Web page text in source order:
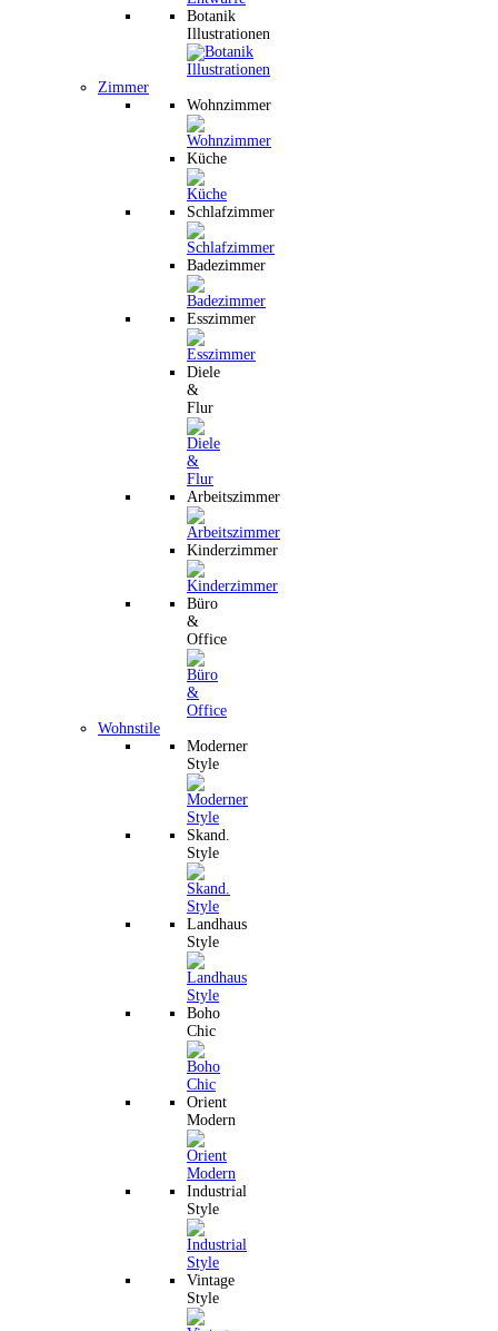
Botanik
Illustrationen
Zimmer
Wohnzimmer
Küche
Schlafzimmer
Badezimmer
Esszimmer
Diele
&
Flur
Arbeitszimmer
Kinderzimmer
Büro
&
Office
Wohnstile
Moderner
Style
Skand.
Style
Landhaus
Style
Boho
Chic
Orient
Modern
Industrial
Style
Vintage
Style